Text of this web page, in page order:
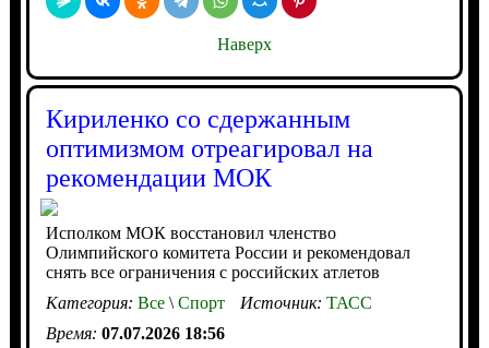
Наверх
Кириленко со сдержанным
оптимизмом отреагировал на
рекомендации МОК
Исполком МОК восстановил членство
Олимпийского комитета России и рекомендовал
снять все ограничения с российских атлетов
Категория: Все\Спорт Источник: ТАСС
Время: 07.07.2026 18:56